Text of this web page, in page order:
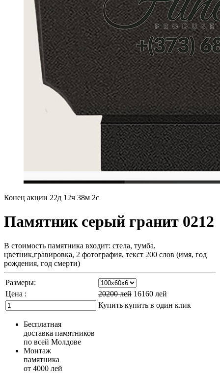
Конец акции 22д 12ч 38м 1с
Памятник cерый гранит 0212
В стоимость памятника входит: стела, тумба,
цветник,гравировка, 2 фотография, текст 200 слов (имя, год
рождения, год смерти)
Размеры:
Цена :
20200лей 16160 лей
Купить купить в один клик
Бесплатная
доставка памятников
по всей Молдове
Монтаж
памятника
от 4000 лей